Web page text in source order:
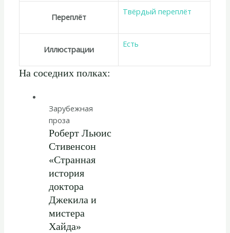
Переплёт
Твёрдый переплёт
Иллюстрации
Есть
На соседних полках:
Зарубежная
проза
Роберт Льюис
Стивенсон
«Странная
история
доктора
Джекила и
мистера
Хайда»